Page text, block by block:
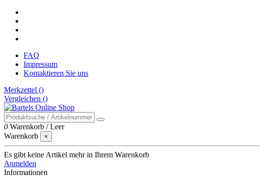
FAQ
Impressum
Kontaktieren Sie uns
Merkzettel ()
Vergleichen ()
0 Warenkorb /Leer
Warenkorb
×
Es gibt keine Artikel mehr in Ihrem Warenkorb
Anmelden
Informationen